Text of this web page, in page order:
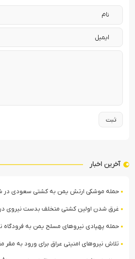
آخرین اخبار
حمله موشکی ارتش یمن به کشتی سعودی در
غرق شدن اولین کشتی متخلف بدست نیروی
حمله پهپادی نیروهای مسلح یمن به فرودگاه
تلاش نیروهای امنیتی عراق برای ورود به مقر